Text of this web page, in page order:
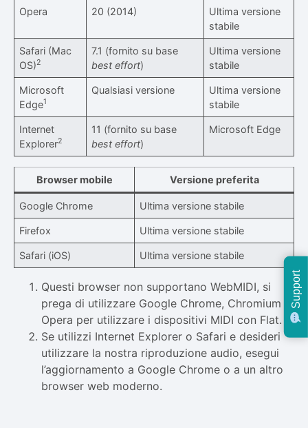
Opera 20 (2014)
Ultima versione
stabile
Safari (Mac
OS)2
7.1 (fornito su base
best effort)
Ultima versione
stabile
Microsoft
Edge1
Qualsiasi versione
Ultima versione
stabile
Internet
Explorer2
11 (fornito su base
best effort)
Microsoft Edge
Browser mobile Versione preferita
Google Chrome Ultima versione stabile
Firefox Ultima versione stabile
Safari (iOS) Ultima versione stabile
Questi browser non supportano WebMIDI, si
prega di utilizzare Google Chrome, Chromium o
Opera per utilizzare i dispositivi MIDI con Flat.
Se utilizzi Internet Explorer o Safari e desideri
utilizzare la nostra riproduzione audio, esegui
l’aggiornamento a Google Chrome o a un altro
browser web moderno.
Support